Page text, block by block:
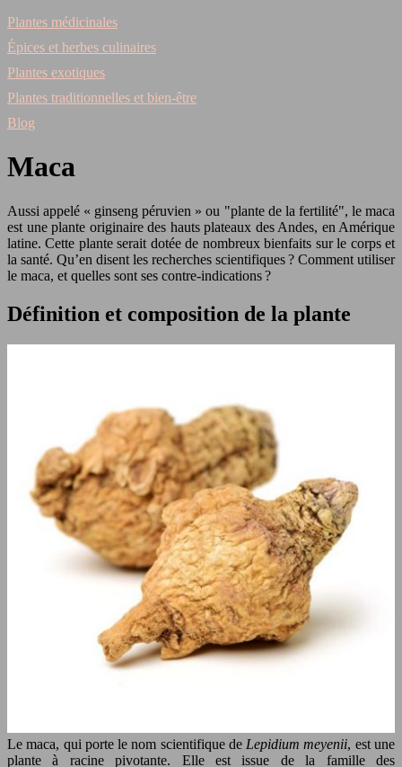
Plantes médicinales
Épices et herbes culinaires
Plantes exotiques
Plantes traditionnelles et bien-être
Blog
Maca
Aussi appelé « ginseng péruvien » ou "plante de la fertilité", le maca
est une plante originaire des hauts plateaux des Andes, en Amérique
latine. Cette plante serait dotée de nombreux bienfaits sur le corps et
la santé. Qu’en disent les recherches scientifiques ? Comment utiliser
le maca, et quelles sont ses contre-indications ?
Définition et composition de la plante
Le maca, qui porte le nom scientifique de Lepidium meyenii, est une
plante à racine pivotante. Elle est issue de la famille des